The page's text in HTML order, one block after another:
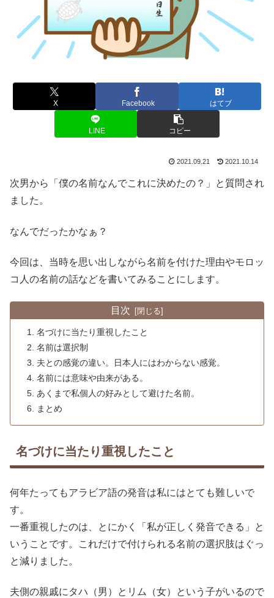
X Facebook はてブ
LINE コピー
2021.09.21 2021.10.14
次男から「僕の名前なんでこれに決めたの？」と質問され
ました。
なんでだったかなぁ？
今回は、当時を思い出しながら名前を付けた理由やモロッ
コ人の名前の話などを書いてみることにします。
目次
名づけに当たり重視したこと
名前は選択制
夫との感覚の違い。日本人にはわからない感覚。
名前には意味や由来がある。
あくまで私個人の好みとして避けた名前。
まとめ
名づけに当たり重視したこと
何年たってもアラビア語の発音は私にはとても難しいで
す。
一番重視したのは、とにかく「私が正しく発音できる」と
いうことです。これだけで付けられる名前の選択肢はぐっ
と減りました。
夫側の親戚にタハ（男）とリム（女）という子がいるので